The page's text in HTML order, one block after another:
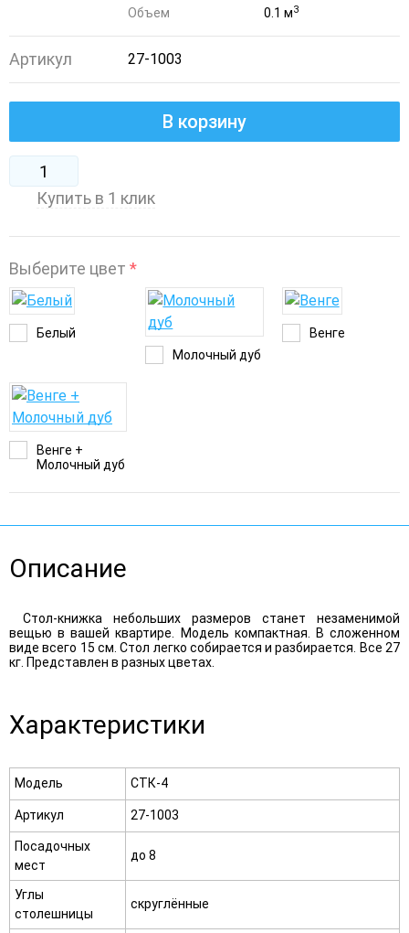
Объем
0.1 м3
Артикул 27-1003
В корзину
Купить в 1 клик
Выберите цвет *
Белый
Молочный дуб
Венге
Венге +
Молочный дуб
Описание
Стол-книжка небольших размеров станет незаменимой
вещью в вашей квартире. Модель компактная. В сложенном
виде всего 15 см. Стол легко собирается и разбирается. Все 27
кг. Представлен в разных цветах.
Характеристики
Модель СТК-4
Артикул 27-1003
Посадочных
мест
до 8
Углы
столешницы
скруглённые